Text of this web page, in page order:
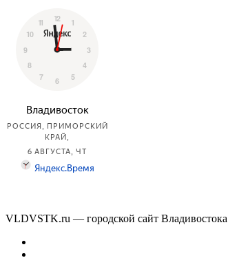
VLDVSTK.ru — городской сайт Владивостока